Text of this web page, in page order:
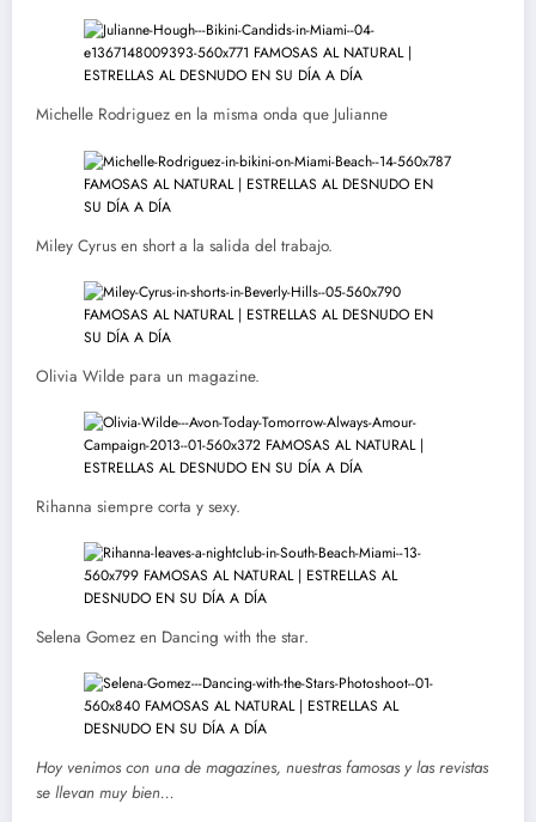
Michelle Rodriguez en la misma onda que Julianne
Miley Cyrus en short a la salida del trabajo.
Olivia Wilde para un magazine.
Rihanna siempre corta y sexy.
Selena Gomez en Dancing with the star.
Hoy venimos con una de magazines, nuestras famosas y las revistas
se llevan muy bien…